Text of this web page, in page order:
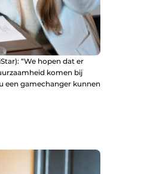
“We hopen dat er
komen bij
een gamechanger kunnen